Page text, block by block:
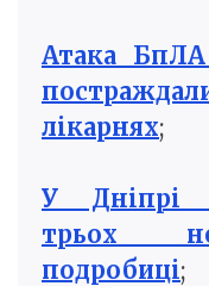
Атака
лікарнях;
У Дніпрі
трьох
подробиці;